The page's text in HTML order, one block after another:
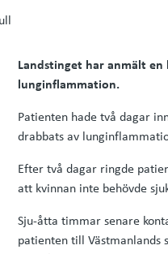
Landstinget har anmält
lunginflammation.
Patienten hade två dagar
drabbats av
Efter två dagar ringde
att kvinnan inte behövde
Sju-åtta timmar senare
patienten till Västmanlands